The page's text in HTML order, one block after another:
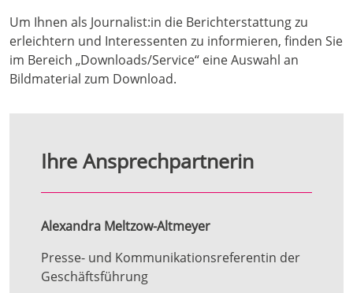
Um Ihnen als Journalist:in die Berichterstattung zu
erleichtern und Interessenten zu informieren, finden Sie
im Bereich „Downloads/Service“ eine Auswahl an
Bildmaterial zum Download.
Ihre Ansprechpartnerin
Alexandra Meltzow-Altmeyer
Presse- und Kommunikationsreferentin der
Geschäftsführung